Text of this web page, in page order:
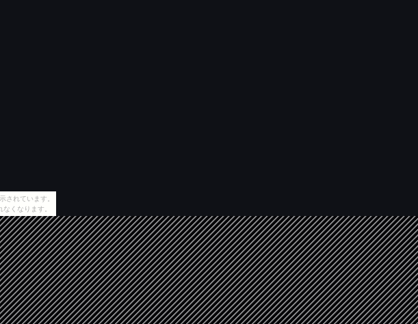
されています。
くなります。